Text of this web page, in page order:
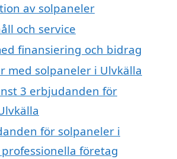
av solpaneler
och service
finansiering och bidrag
med solpaneler i Ulvkälla
3 erbjudanden för
för solpaneler i
företag